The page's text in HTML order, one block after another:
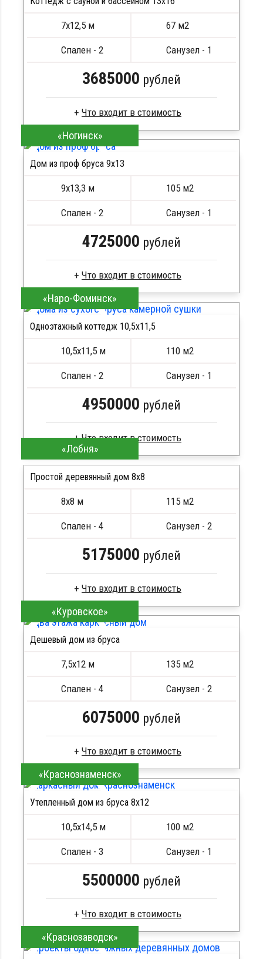
Сборка на березовые нагеля, джут
Металлические сваи 108 диаметр
ПОДРОБНЕЕ
7х12,5 м 67 м2
Спален - 2 Санузел - 1
3685000 рублей
Брус естественной влажности
Стропила, балки 50х200 мм
Кровля металлочерепица
Сборка на березовые нагеля, джут
Металлические сваи 108 диаметр
ПОДРОБНЕЕ
«Ногинск»
Дом из проф бруса 9х13
9х13,3 м 105 м2
Спален - 2 Санузел - 1
4725000 рублей
Брус естественной влажности
Стропила, балки 50х200 мм
Кровля металлочерепица
Сборка на березовые нагеля, джут
Металлические сваи 108 диаметр
«Наро-Фоминск»
Одноэтажный коттедж 10,5х11,5
10,5х11,5 м 110 м2
Спален - 2 Санузел - 1
4950000 рублей
Клееный брус
Стропила, балки 50х200 мм
Метизы, саморезы, гвозди
Сборка на березовые нагеля, джут
«Лобня»
Простой деревянный дом 8x8
8х8 м 115 м2
Спален - 4 Санузел - 2
5175000 рублей
Сухой брус
Стропила, балки 50х200 мм
Кровля металлочерепица
Сборка на березовые нагеля, джут
Металлические сваи 108 диаметр
ПОДРОБНЕЕ
«Куровское»
Дешевый дом из бруса
7,5х12 м 135 м2
Спален - 4 Санузел - 2
6075000 рублей
Брус камерной сушки
Стропила, балки 50х200 мм
Кровля металлочерепица
Сборка на березовые нагеля, джут
Металлические сваи 108 диаметр
ПОДРОБНЕЕ
«Краснознаменск»
Утепленный дом из бруса 8х12
10,5х14,5 м 100 м2
Спален - 3 Санузел - 1
5500000 рублей
Брус естественной влажности
Стропила, балки 50х200 мм
«Краснозаводск»